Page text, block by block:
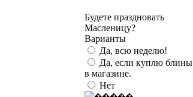
Будете праздновать
Масленицу?
Варианты
Да, всю неделю!
Да, если куплю блины
в магазине.
Нет